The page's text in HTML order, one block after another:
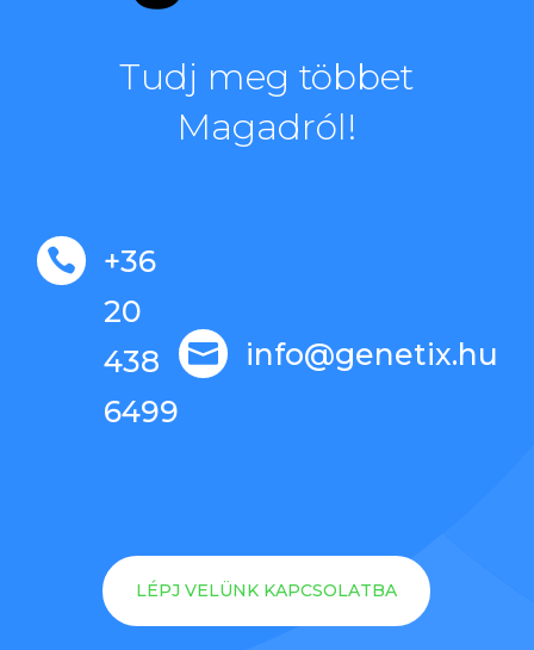
Tudj meg többet
Magadról!

+36
20
438
6499
 info@genetix.hu
LÉPJ VELÜNK KAPCSOLATBA